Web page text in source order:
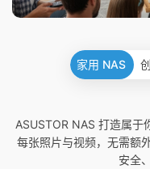
家用 NAS
ASUSTOR NAS 打造属于
每张照片与视频，无需
安全